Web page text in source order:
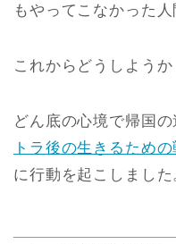
もやってこなかった人
これからどうしようか
どん底の心境で帰国
トラ後の生きるための
に行動を起こしました